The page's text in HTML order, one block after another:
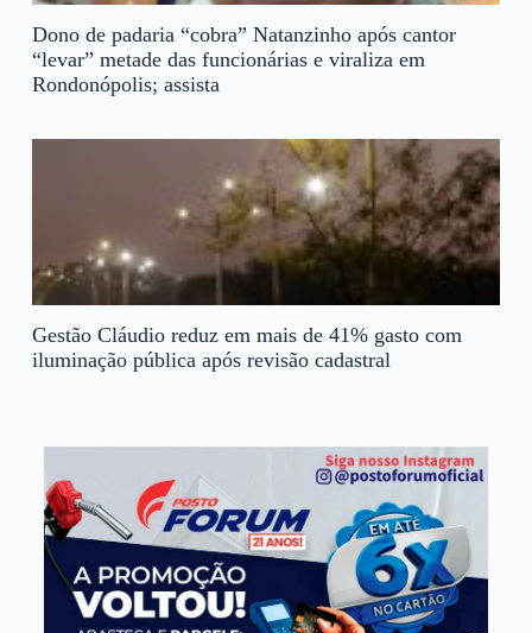
Dono de padaria “cobra” Natanzinho após cantor
“levar” metade das funcionárias e viraliza em
Rondonópolis; assista
Gestão Cláudio reduz em mais de 41% gasto com
iluminação pública após revisão cadastral